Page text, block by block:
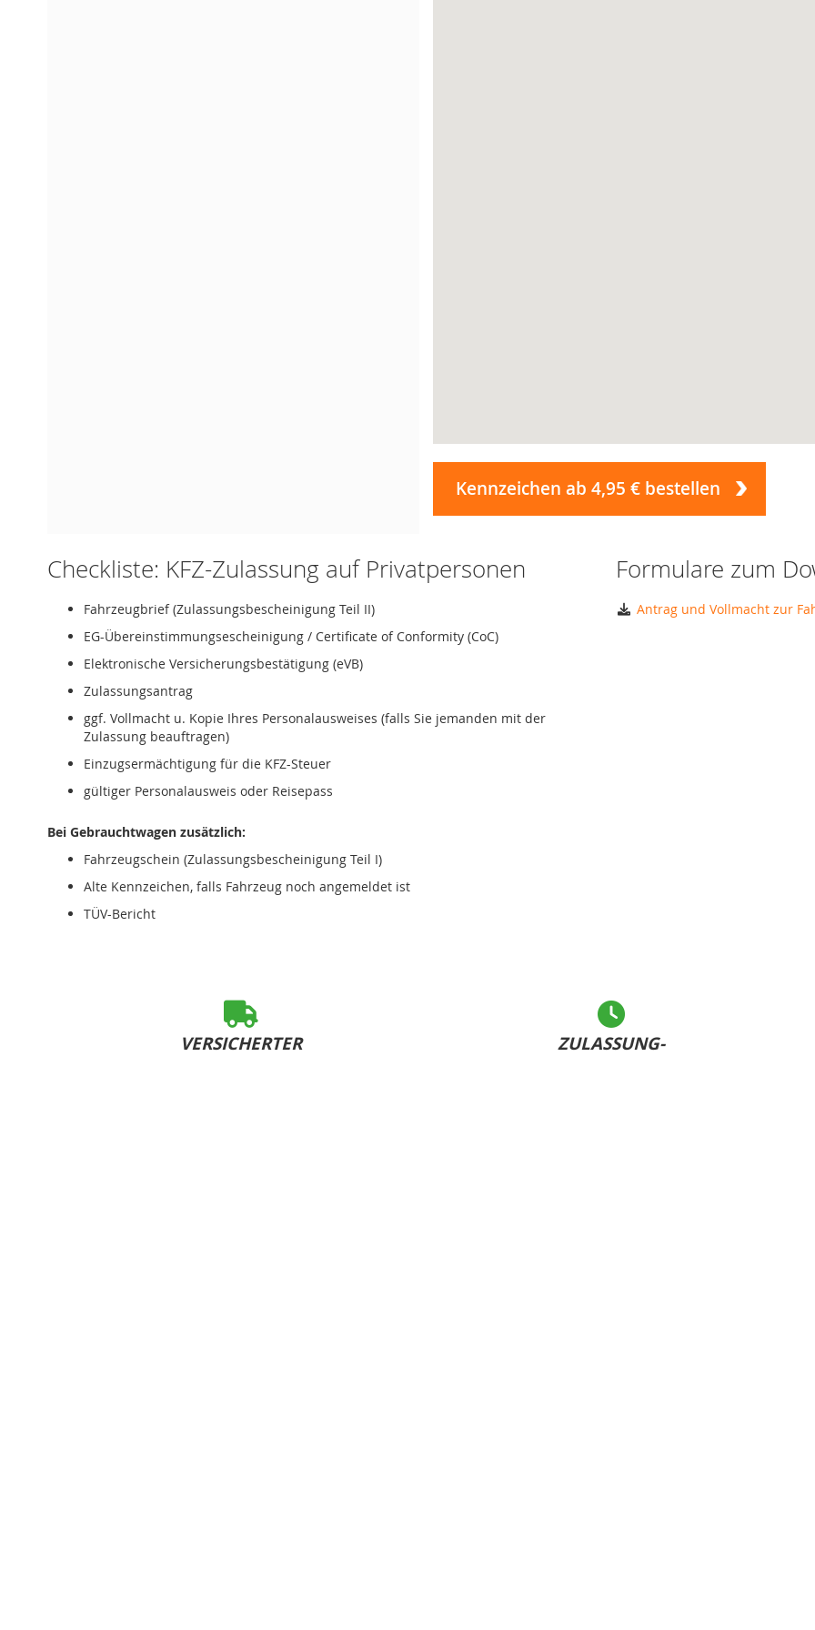
Kennzeichen ab 4,95 € bestellen
Checkliste: KFZ-Zulassung auf Privatpersonen
Fahrzeugbrief (Zulassungsbescheinigung Teil II)
EG-Übereinstimmungsescheinigung / Certificate of Conformity (CoC)
Elektronische Versicherungsbestätigung (eVB)
Zulassungsantrag
ggf. Vollmacht u. Kopie Ihres Personalausweises (falls Sie jemanden mit der
Zulassung beauftragen)
Einzugsermächtigung für die KFZ-Steuer
gültiger Personalausweis oder Reisepass
Bei Gebrauchtwagen zusätzlich:
Fahrzeugschein (Zulassungsbescheinigung Teil I)
Alte Kennzeichen, falls Fahrzeug noch angemeldet ist
TÜV-Bericht
Formulare zum
Antrag und Vollmacht zur
VERSICHERTER
ZULASSUNG-